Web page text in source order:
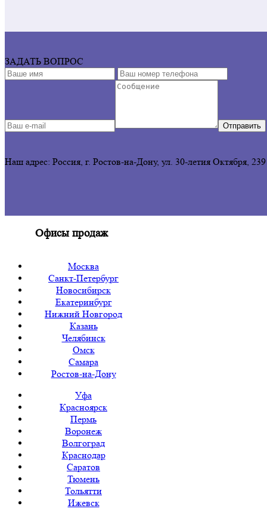
ЗАДАТЬ ВОПРОС
Отправить
Наш адрес: Россия, г. Ростов-на-Дону, ул. 30-летия Октября, 239
Офисы продаж
Москва
Санкт-Петербург
Новосибирск
Екатеринбург
Нижний Новгород
Казань
Челябинск
Омск
Самара
Ростов-на-Дону
Уфа
Красноярск
Пермь
Воронеж
Волгоград
Краснодар
Саратов
Тюмень
Тольятти
Ижевск